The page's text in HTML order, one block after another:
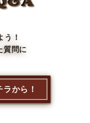
！
質問に
から！